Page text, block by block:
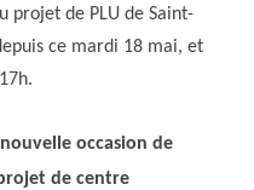
projet de PLU de Saint-
ce mardi 18 mai, et
occasion de
de centre